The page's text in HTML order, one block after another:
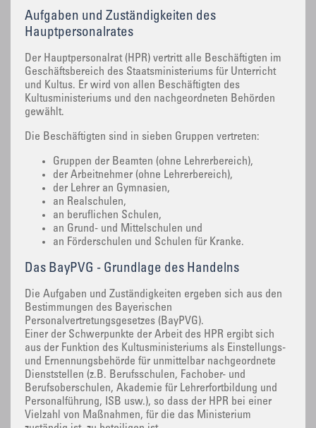
Aufgaben und Zuständigkeiten des
Hauptpersonalrates
Der Hauptpersonalrat (HPR) vertritt alle Beschäftigten im
Geschäftsbereich des Staatsministeriums für Unterricht
und Kultus. Er wird von allen Beschäftigten des
Kultusministeriums und den nachgeordneten Behörden
gewählt.
Die Beschäftigten sind in sieben Gruppen vertreten:
Gruppen der Beamten (ohne Lehrerbereich),
der Arbeitnehmer (ohne Lehrerbereich),
der Lehrer an Gymnasien,
an Realschulen,
an beruflichen Schulen,
an Grund- und Mittelschulen und
an Förderschulen und Schulen für Kranke.
Das BayPVG - Grundlage des Handelns
Die Aufgaben und Zuständigkeiten ergeben sich aus den
Bestimmungen des Bayerischen
Personalvertretungsgesetzes (BayPVG).
Einer der Schwerpunkte der Arbeit des HPR ergibt sich
aus der Funktion des Kultusministeriums als Einstellungs-
und Ernennungsbehörde für unmittelbar nachgeordnete
Dienststellen (z.B. Berufsschulen, Fachober- und
Berufsoberschulen, Akademie für Lehrerfortbildung und
Personalführung, ISB usw.), so dass der HPR bei einer
Vielzahl von Maßnahmen, für die das Ministerium